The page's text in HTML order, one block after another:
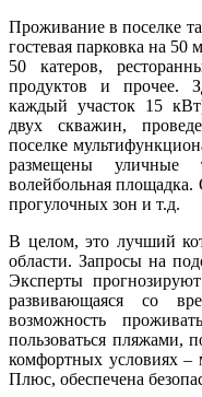
Проживание в поселке
гостевая парковка на 50
50 катеров,
продуктов и прочее.
каждый участок 15
двух скважин,
поселке
размещены уличные
волейбольная
прогулочных зон и т.д.
В целом, это лучший
области. Запросы на
Эксперты
развивающаяся со
возможность
пользоваться пляжами,
комфортных условиях –
Плюс, обеспечена